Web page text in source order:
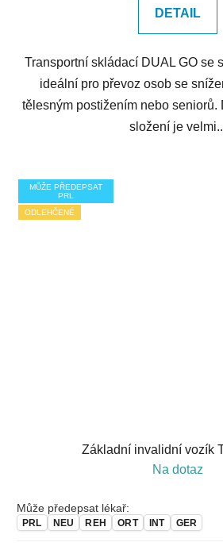
DETAIL
Transportní skládací DUAL GO se
ideální pro převoz osob se
tělesným postižením nebo seniorů.
složení je
MŮŽE PŘEDEPSAT
PRL
ODLEHČENÉ
Základní invalidní vozík
Na dotaz
Může předepsat lékař:
PRL NEU REH ORT INT GER